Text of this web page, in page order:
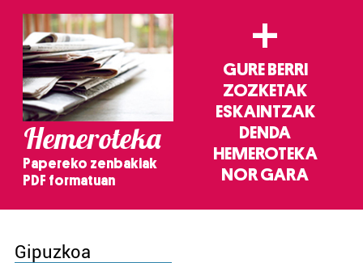
Hemeroteka
Papereko zenbakiak
PDF formatuan
+
GURE BERRI
ZOZKETAK
ESKAINTZAK
DENDA
HEMEROTEKA
NOR GARA
Gipuzkoa